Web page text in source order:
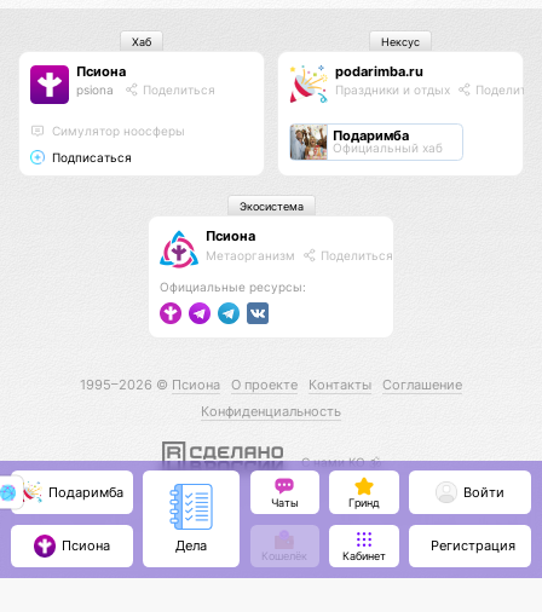
Псиона
psiona Поделиться
Cимулятор ноосферы
Подписаться
Хаб
podarimba.ru
Праздники и отдых
Подаримба
Официальный хаб
Нексус
Псиона
Метаорганизм Поделиться
Официальные ресурсы:
Экосистема
1995–2026 © Псиона О проекте Контакты
Соглашение
Конфиденциальность
С нами КО 🕉️
Подаримба
Псиона Дела
Чаты Гринд
Кошелёк Кабинет
Войти
Регистрация